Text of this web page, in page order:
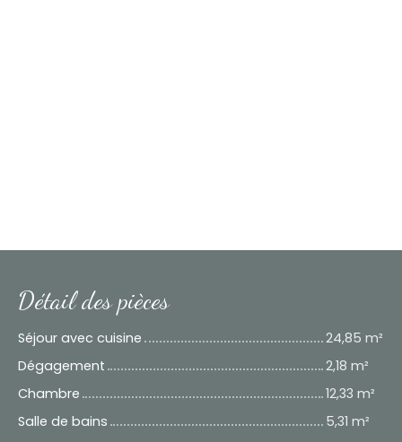
Détail des pièces
Séjour avec cuisine
24,85 m²
Dégagement
2,18 m²
Chambre
12,33 m²
Salle de bains
5,31 m²